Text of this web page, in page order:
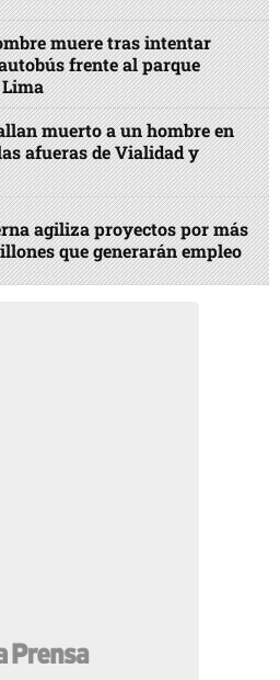
muere tras intentar
frente al parque
muerto a un hombre en
afueras de Vialidad y
agiliza proyectos por más
que generarán empleo